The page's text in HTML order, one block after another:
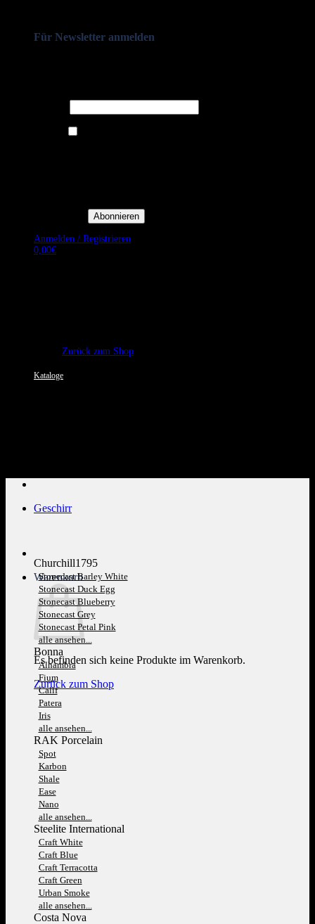
Für Newsletter anmelden
Anmelden / Registrieren
0,00€
Zurück zum Shop
Kataloge
Warenkorb
Es befinden sich keine Produkte im Warenkorb.
Zurück zum Shop
Geschirr
Churchill1795
Stonecast Barley White
Stonecast Duck Egg
Stonecast Blueberry
Stonecast Grey
Stonecast Petal Pink
alle ansehen...
Bonna
Alhambra
Fium
Calif
Patera
Iris
alle ansehen...
RAK Porcelain
Spot
Karbon
Shale
Ease
Nano
alle ansehen...
Steelite International
Craft White
Craft Blue
Craft Terracotta
Craft Green
Urban Smoke
alle ansehen...
Costa Nova